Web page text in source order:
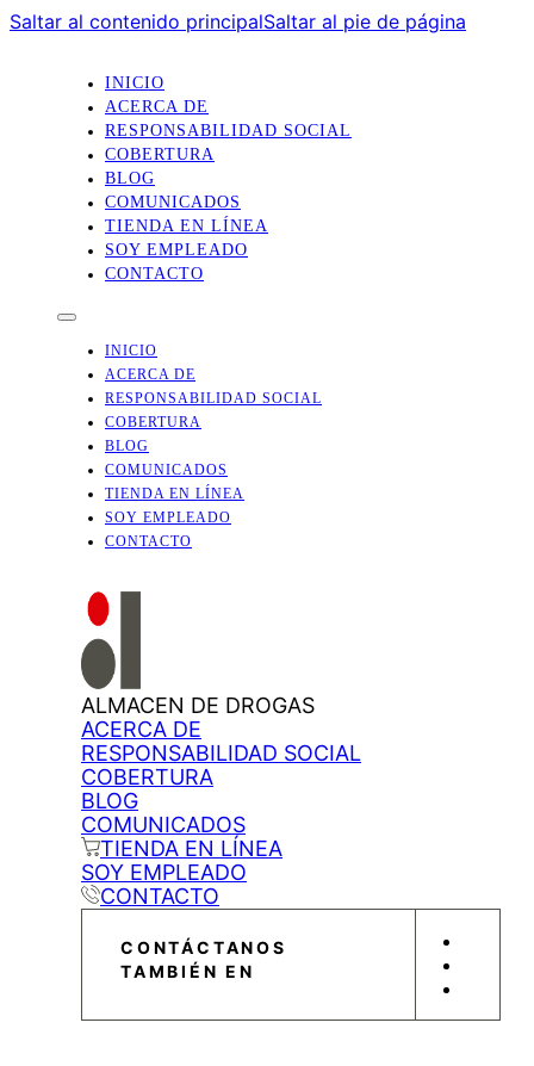
Saltar al contenido principalSaltar al pie de página
INICIO
ACERCA DE
RESPONSABILIDAD SOCIAL
COBERTURA
BLOG
COMUNICADOS
TIENDA EN LÍNEA
SOY EMPLEADO
CONTACTO
INICIO
ACERCA DE
RESPONSABILIDAD SOCIAL
COBERTURA
BLOG
COMUNICADOS
TIENDA EN LÍNEA
SOY EMPLEADO
CONTACTO
ALMACEN DE DROGAS
ACERCA DE
RESPONSABILIDAD SOCIAL
COBERTURA
BLOG
COMUNICADOS
TIENDA EN LÍNEA
SOY EMPLEADO
CONTACTO
CONTÁCTANOS
TAMBIÉN EN